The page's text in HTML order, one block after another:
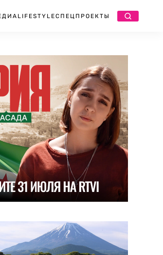
LIFESTYLEСПЕЦПРОЕКТЫ